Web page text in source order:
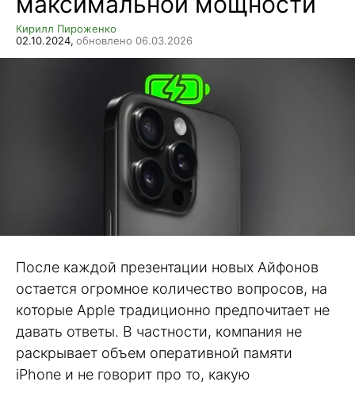
Кирилл Пироженко
02.10.2024, обновлено 06.03.2026
После каждой презентации новых Айфонов
остается огромное количество вопросов, на
которые Apple традиционно предпочитает не
давать ответы. В частности, компания не
раскрывает объем оперативной памяти
iPhone и не говорит про то, какую